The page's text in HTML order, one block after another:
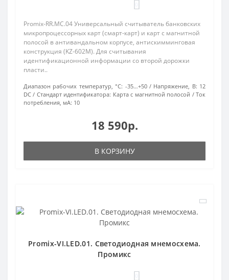
Promix-RR.MC.04 Универсальный считыватель банковских
микропроцессорных карт (смарт-карт) и карт с магнитной
полосой в антивандальном корпусе, антискимминговая
конструкция (KZ-602M). Для считывания
идентификационной информации со второй дорожки
пласти..
Диапазон рабочих температур, °С: -35…+50 Напряжение, В: 12
DC
Стандарт идентификатора: Карта с магнитной полосой
Ток
потребления, мА: 10
18 590р.
В КОРЗИНУ
Promix-VI.LED.01. Светодиодная мнемосхема.
Промикс